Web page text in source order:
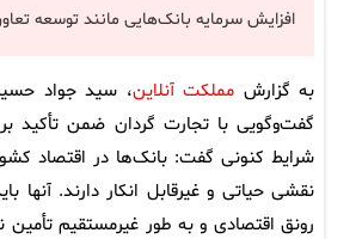
افزایش سرمایه بانک‌هایی مانند توسعه
به گزارش مملکت آنلاین، سید جواد
گفت‌وگویی با تجارت گردان ضمن تأکید
شرایط کنونی گفت: بانک‌ها در اقتصاد
نقشی حیاتی و غیرقابل انکار دارند. آنها
رونق اقتصادی و به طور غیرمستقیم تأمین